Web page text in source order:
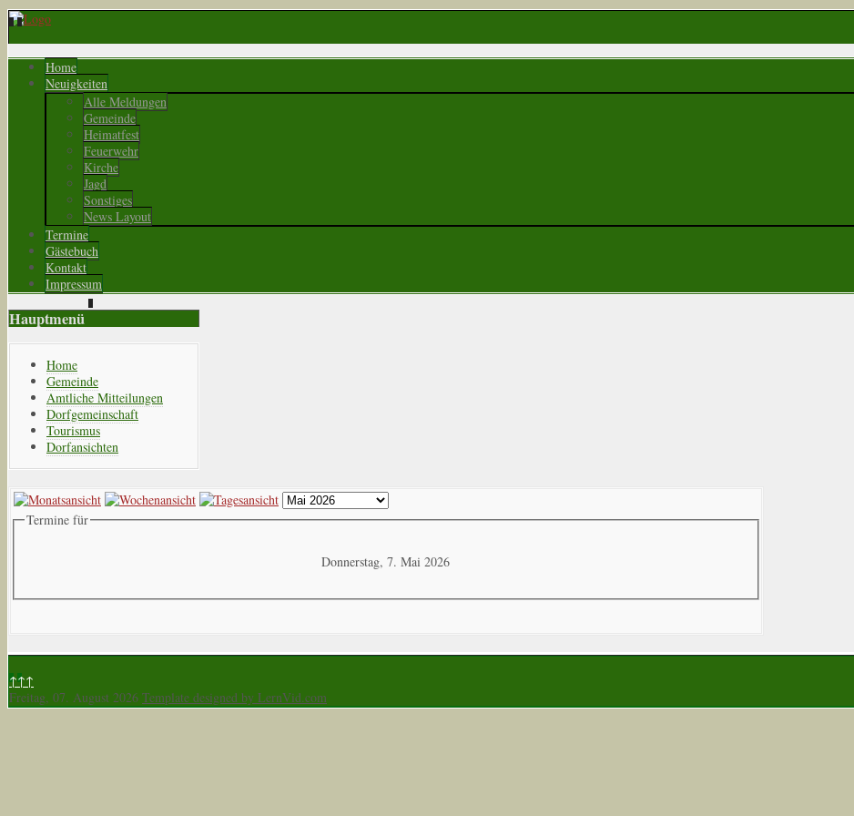
Home
Neuigkeiten
Alle Meldungen
Gemeinde
Heimatfest
Feuerwehr
Kirche
Jagd
Sonstiges
News Layout
Termine
Gästebuch
Kontakt
Impressum
Hauptmenü
Home
Gemeinde
Amtliche Mitteilungen
Dorfgemeinschaft
Tourismus
Dorfansichten
Termine für
Donnerstag, 7. Mai 2026
↑↑↑
Freitag, 07. August 2026 Template designed by LernVid.com